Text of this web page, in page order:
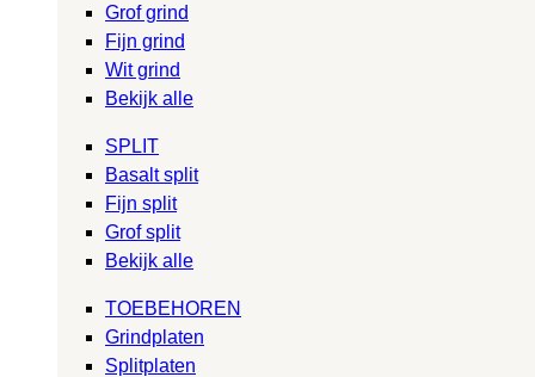
Grof grind
Fijn grind
Wit grind
Bekijk alle
SPLIT
Basalt split
Fijn split
Grof split
Bekijk alle
TOEBEHOREN
Grindplaten
Splitplaten